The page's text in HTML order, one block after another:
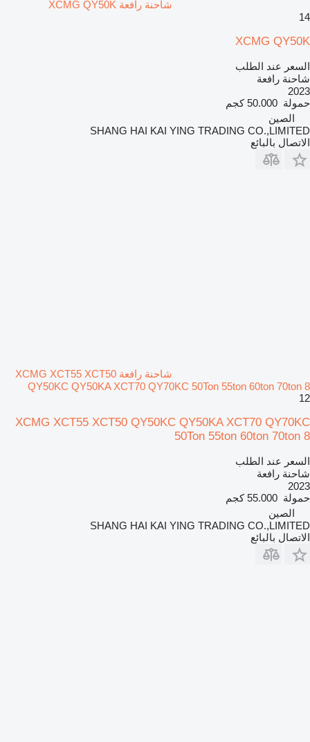
شاحنة رافعة XCMG QY50K
14
XCMG QY50K
السعر عند الطلب
شاحنة رافعة
2023
حمولة 50.000 كجم
الصين
SHANG HAI KAI YING TRADING CO.,LIMITED
الاتصال بالبائع
شاحنة رافعة XCMG XCT55 XCT50
QY50KC QY50KA XCT70 QY70KC 50Ton 55ton 60ton 70ton 8
12
XCMG XCT55 XCT50 QY50KC QY50KA XCT70 QY70KC
50Ton 55ton 60ton 70ton 8
السعر عند الطلب
شاحنة رافعة
2023
حمولة 55.000 كجم
الصين
SHANG HAI KAI YING TRADING CO.,LIMITED
الاتصال بالبائع